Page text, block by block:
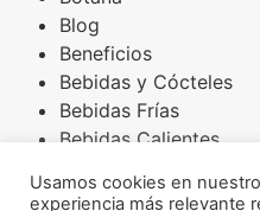
Blog
Beneficios
Bebidas y Cócteles
Bebidas Frías
Bebidas Calientes
Arroces
Usamos cookies en
experiencia más relevante